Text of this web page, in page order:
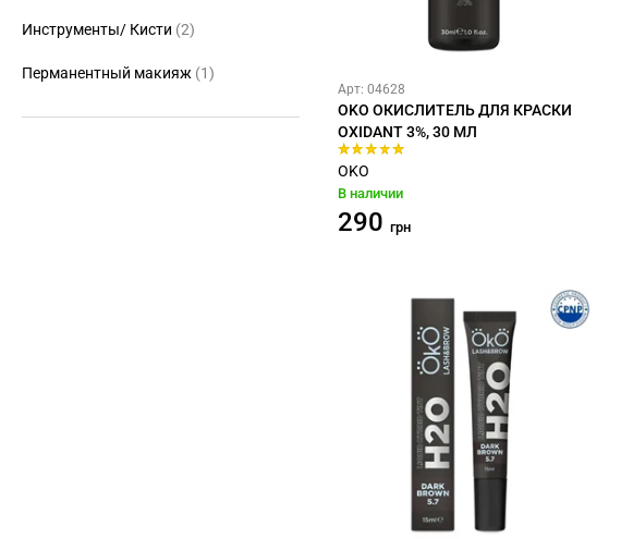
Арт: 04628
OKO ОКИСЛИТЕЛЬ ДЛЯ КРАСКИ
OXIDANT 3%, 30 МЛ
OKO
В наличии
290 грн
Инструменты/ Кисти (2)
Перманентный макияж (1)